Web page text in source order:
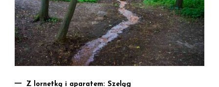
Z lornetką i aparatem: Szeląg